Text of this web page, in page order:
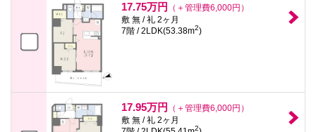
17.75万円
（＋管理費6,000円）
敷 無 / 礼 2ヶ月
7階 / 2LDK(53.38m2)
17.95万円
（＋管理費6,000円）
敷 無 / 礼 2ヶ月
2